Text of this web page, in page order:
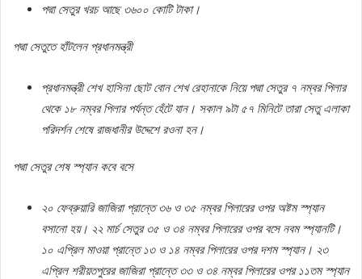
পদ্মা সেতুর খরচ আছে ৩৬০০ কোটি টাকা।
পদ্মা সেতুতে হাঁটলেন প্রধানমন্ত্রী
প্রধানমন্ত্রী শেখ হাসিনা ছোট বোন শেখ রেহানাকে নিয়ে পদ্মা সেতুর ৭ নম্বর পিলার
থেকে ১৮ নম্বর পিলার পর্যন্ত হেঁটে যান। সকাল ৯টা ৫৭ মিনিটে তারা সেতু এলাকা
পরিদর্শন শেষে রাজধানীর উদ্দেশে রওনা হন।
পদ্মা সেতুর শেষ স্প্যান কবে বসে
২০ ফেব্রুয়ারি জাজিরা প্রান্তে ৩৬ ও ৩৫ নম্বর পিলারের ওপর অষ্টম স্প্যান
বসানো হয়। ২২ মার্চ সেতুর ৩৫ ও ৩৪ নম্বর পিলারের ওপর বসে নবম স্প্যানটি।
১০ এপ্রিল মাওয়া প্রান্তে ১৩ ও ১৪ নম্বর পিলারের ওপর দশম স্প্যান। ২৩
এপ্রিল শরীয়তপুরের জাজিরা প্রান্তে ৩৩ ও ৩৪ নম্বর পিলারের ওপর ১১তম স্প্যান